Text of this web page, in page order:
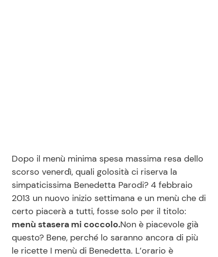
Viaggi e Turismo
Festività
Ricette Feste
Ricette per Bambini
Seguici
Dopo il menù minima spesa massima resa dello
scorso venerdì, quali golosità ci riserva la
simpaticissima Benedetta Parodi? 4 febbraio
2013 un nuovo inizio settimana e un menù che di
certo piacerà a tutti, fosse solo per il titolo:
menù stasera mi coccolo.Non è piacevole già
questo? Bene, perché lo saranno ancora di più
le ricette I menù di Benedetta. L’orario è